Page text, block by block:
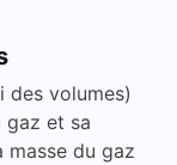
des volumes)
gaz et sa
masse du gaz